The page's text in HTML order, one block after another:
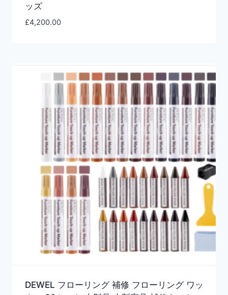
ッズ
£4,200.00
DEWEL フローリング 補修 フローリング ワッ